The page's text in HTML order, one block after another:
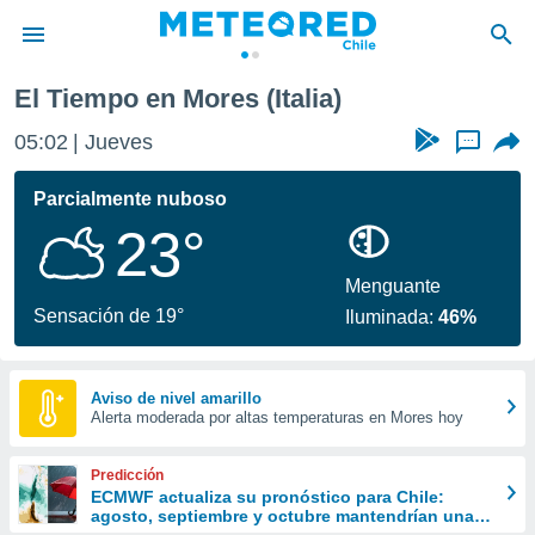
de
por
se
calidad.
a este
las
y
forma
digital
basada
El Tiempo en Mores (Italia)
05:02 Jueves ...
Parcialmente nuboso
23°
Sensación de 19°
Menguante
Iluminada:46%
Aviso de nivel amarillo
Alerta moderada por altas temperaturas en Mores hoy
Predicción
ECMWF actualiza su pronóstico para Chile:
agosto, septiembre y octubre mantendrían una